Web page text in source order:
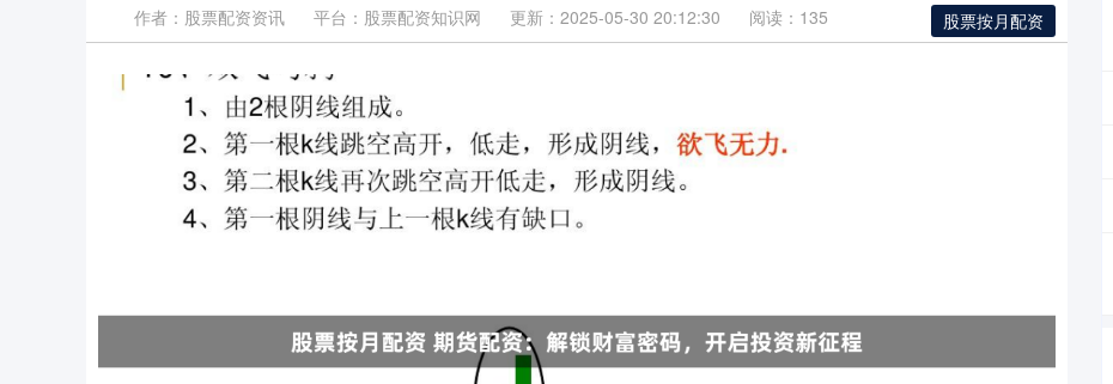
股票按月配资
作者：股票配资资讯 平台：股票配资知识网 更新：2025-05-30 20:12:30 阅读：135